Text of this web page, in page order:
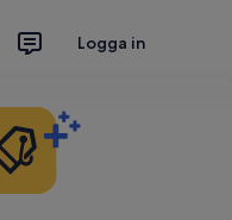
Logga in